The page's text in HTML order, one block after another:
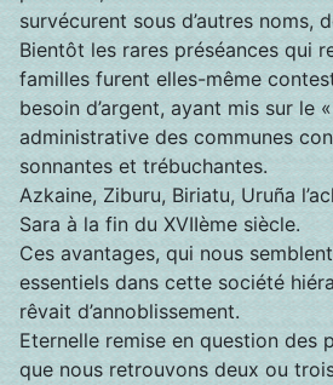
survécurent sous d’autres noms,
Bientôt les rares préséances qui
familles furent elles-même
besoin d’argent, ayant mis sur le
administrative des communes
sonnantes et trébuchantes.
Azkaine, Ziburu, Biriatu, Uruña
Sara à la fin du XVIIème siècle.
Ces avantages, qui nous
essentiels dans cette société
rêvait d’annoblissement.
Eternelle remise en question des
que nous retrouvons deux ou